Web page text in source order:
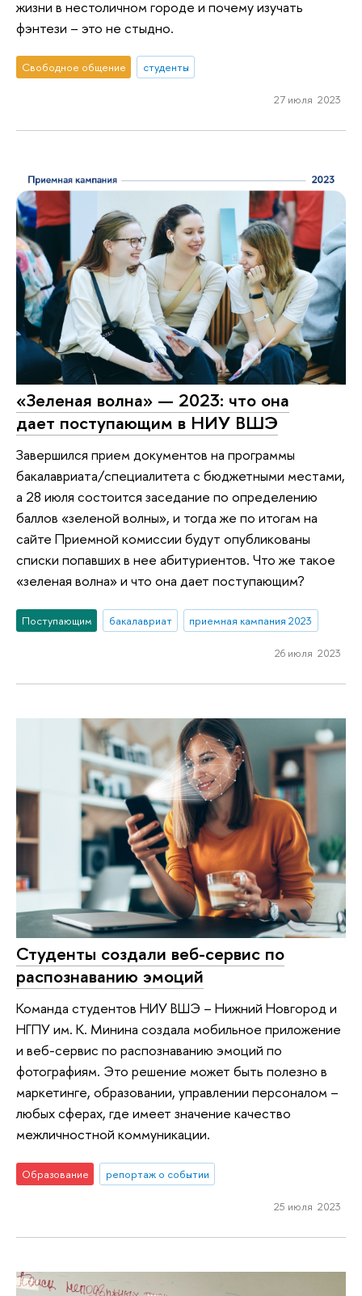
жизни в нестоличном городе и почему изучать
фэнтези – это не стыдно.
Свободное общение студенты
27 июля 2023
«Зеленая волна» — 2023: что она
дает поступающим в НИУ ВШЭ
Завершился прием документов на программы
бакалавриата/специалитета с бюджетными местами,
а 28 июля состоится заседание по определению
баллов «зеленой волны», и тогда же по итогам на
сайте Приемной комиссии будут опубликованы
списки попавших в нее абитуриентов. Что же такое
«зеленая волна» и что она дает поступающим?
Поступающим бакалавриат приемная кампания 2023
26 июля 2023
Студенты создали веб-сервис по
распознаванию эмоций
Команда студентов НИУ ВШЭ – Нижний Новгород и
НГПУ им. К. Минина создала мобильное приложение
и веб-сервис по распознаванию эмоций по
фотографиям. Это решение может быть полезно в
маркетинге, образовании, управлении персоналом –
любых сферах, где имеет значение качество
межличностной коммуникации.
Образование репортаж о событии
25 июля 2023